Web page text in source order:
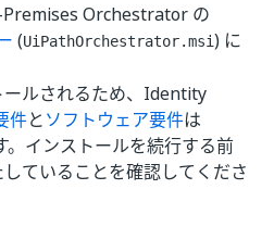
Orchestrator の
(UiPathOrchestrator.msi) に
ルされるため、Identity
件とソフトウェア要件は
インストールを続行する前
ていることを確認してくださ